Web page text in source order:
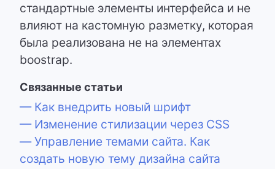
стандартные элементы интерфейса и не
влияют на кастомную разметку, которая
была реализована не на элементах
boostrap.
Связанные статьи
— Как внедрить новый шрифт
— Изменение стилизации через CSS
— Управление темами сайта. Как
создать новую тему дизайна сайта